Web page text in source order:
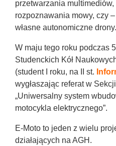
przetwarzania
rozpoznawania mowy, czy
własne autonomiczne drony.
W maju tego roku podczas
Studenckich Kół
(student I roku, na II st.
wygłaszając referat w
„Uniwersalny system
motocykla elektrycznego”.
E-Moto to jeden z wielu
działających na AGH.